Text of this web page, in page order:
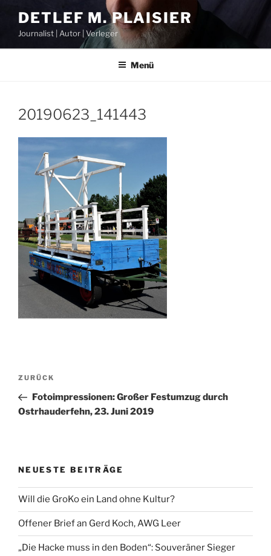
Inhalt
springen
DETLEF M. PLAISIER
Journalist | Autor | Verleger
Menü
20190623_141443
Beitragsnavigation
Vorheriger
Beitrag
ZURÜCK
Fotoimpressionen: Großer Festumzug durch
Ostrhauderfehn, 23. Juni 2019
NEUESTE BEITRÄGE
Will die GroKo ein Land ohne Kultur?
Offener Brief an Gerd Koch, AWG Leer
„Die Hacke muss in den Boden“: Souveräner Sieger